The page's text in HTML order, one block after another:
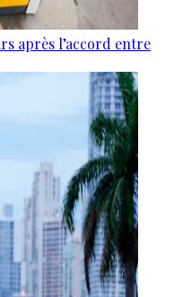
après l’accord entre